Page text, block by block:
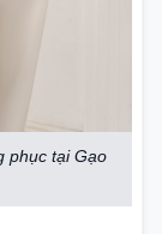
phục tại Gạo